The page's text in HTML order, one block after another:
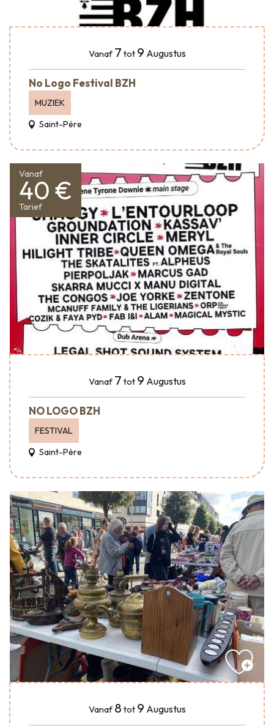
Vanaf 7 tot 9 Augustus
No Logo Festival BZH
MUZIEK
Saint-Père
Vanaf
40 €
Tarief
Vanaf 7 tot 9 Augustus
NO LOGO BZH
FESTIVAL
Saint-Père
Vanaf 8 tot 9 Augustus